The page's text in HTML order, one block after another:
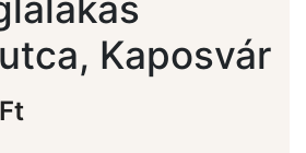
Kaposvár